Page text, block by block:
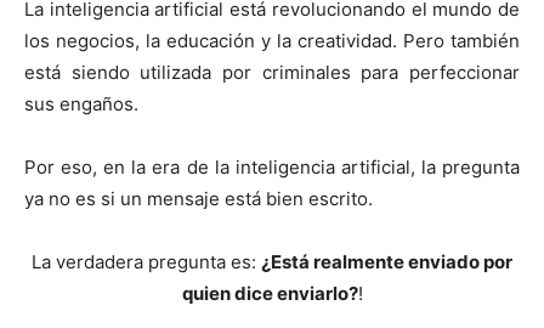
La inteligencia artificial está revolucionando el mundo de
los negocios, la educación y la creatividad. Pero también
está siendo utilizada por criminales para perfeccionar
sus engaños.
Por eso, en la era de la inteligencia artificial, la pregunta
ya no es si un mensaje está bien escrito.
La verdadera pregunta es: ¿Está realmente enviado por
quien dice enviarlo?!